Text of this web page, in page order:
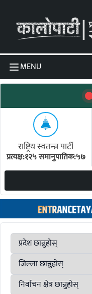
MENU
राष्ट्रिय स्वतन्त्र पार्टी
प्रत्यक्ष:१२५ समानुपातिक:५७